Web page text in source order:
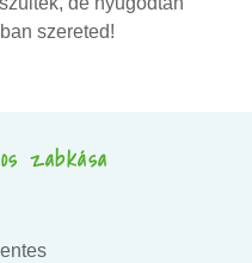
szereted!
zabkása